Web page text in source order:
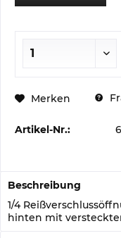
Merken
Artikel-Nr.:
Beschreibung
1/4
hinten mit